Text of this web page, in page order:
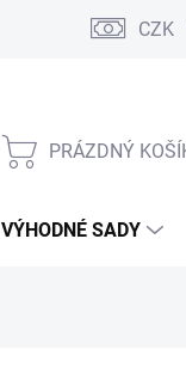
CZK
PRÁZDNÝ
VÝHODNÉ SADY